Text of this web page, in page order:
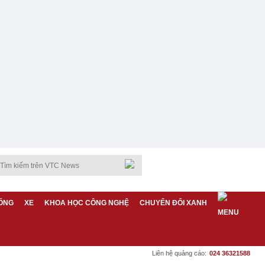
XE KHOA HỌC CÔNG NGHỆ CHUYỂN ĐỔI XANH
Liên hệ quảng cáo: 024 36321588